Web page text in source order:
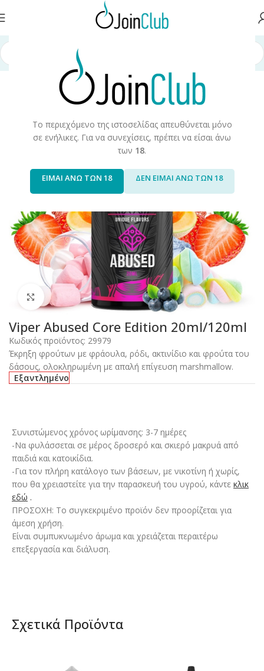
Το περιεχόμενο της ιστοσελίδας απευθύνεται μόνο
σε ενήλικες. Για να συνεχίσεις, πρέπει να είσαι άνω
των 18.
ΕΙΜΑΙ ΑΝΩ ΤΩΝ 18 ΔΕΝ ΕΙΜΑΙ ΑΝΩ ΤΩΝ 18
Αναπλήρωσης Long Fills
Click to enlarge
Viper Abused Core Edition 20ml/120ml
Κωδικός προϊόντος: 29979
Έκρηξη φρούτων με φράουλα, ρόδι, ακτινίδιο και φρούτα του
δάσους, ολοκληρωμένη με απαλή επίγευση marshmallow.
Εξαντλημένο
Συνιστώμενος χρόνος ωρίμανσης: 3-7 ημέρες
-Να φυλάσσεται σε μέρος δροσερό και σκιερό μακρυά από
παιδιά και κατοικίδια.
-Για τον πλήρη κατάλογο των βάσεων, με νικοτίνη ή χωρίς,
που θα χρειαστείτε για την παρασκευή του υγρού, κάντε κλικ
εδώ .
ΠΡΟΣΟΧΗ: Το συγκεκριμένο προϊόν δεν προορίζεται για
άμεση χρήση.
Είναι συμπυκνωμένο άρωμα και χρειάζεται περαιτέρω
επεξεργασία και διάλυση.
Σχετικά Προϊόντα